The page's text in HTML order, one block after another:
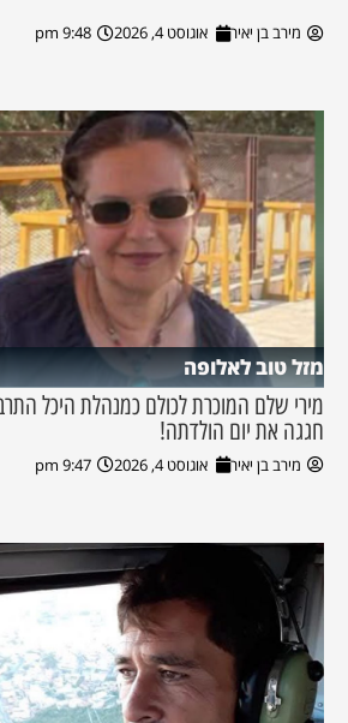
מירב בן יאיר אוגוסט 4, 2026 9:48 pm
מזל טוב לאלופה
מירי שלם המוכרת לכולם כמנהלת היכל
חגגה את יום הולדתה!
מירב בן יאיר אוגוסט 4, 2026 9:47 pm